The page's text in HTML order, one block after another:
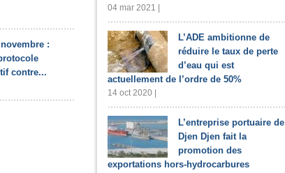
:
contre...
04 mar 2021 |
L’ADE ambitionne de
réduire le taux de perte
d’eau qui est
actuellement de l’ordre de 50%
14 oct 2020 |
L’entreprise portuaire de
Djen Djen fait la
promotion des
exportations hors-hydrocarbures